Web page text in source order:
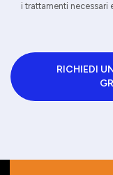
i trattamenti necessari
RICHIEDI